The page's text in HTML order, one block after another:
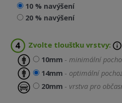
10 % navýšení
20 % navýšení
Zvolte tloušťku vrstvy:
10mm - minimální
14mm - optimální
20mm - vrstva pro